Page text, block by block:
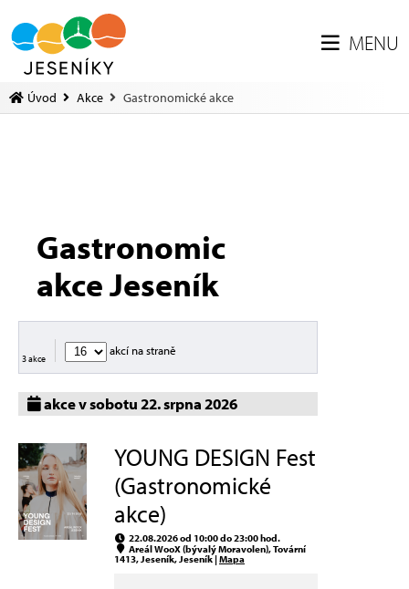
MENU
Úvod Akce Gastronomické akce
Gastronomické
akce Jeseník
3 akce
akcí na straně
akce v sobotu 22. srpna 2026
YOUNG DESIGN Fest
(Gastronomické
akce)
22.08.2026 od 10:00 do 23:00 hod.
Areál WooX (bývalý Moravolen), Tovární
1413, Jeseník, Jeseník |Mapa